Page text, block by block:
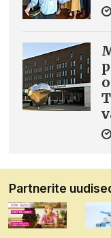
Partnerite